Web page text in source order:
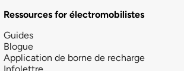
Ressources for électromobilistes
Guides
Blogue
Application de borne de recharge